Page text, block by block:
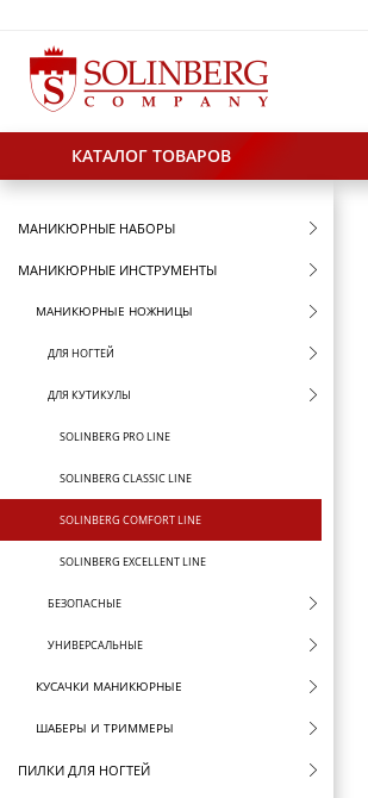
КАТАЛОГ ТОВАРОВ
МАНИКЮРНЫЕ НАБОРЫ
МАНИКЮРНЫЕ ИНСТРУМЕНТЫ
МАНИКЮРНЫЕ НОЖНИЦЫ
ДЛЯ НОГТЕЙ
ДЛЯ КУТИКУЛЫ
SOLINBERG PRO LINE
SOLINBERG CLASSIC LINE
SOLINBERG COMFORT LINE
SOLINBERG EXCELLENT LINE
БЕЗОПАСНЫЕ
УНИВЕРСАЛЬНЫЕ
КУСАЧКИ МАНИКЮРНЫЕ
ШАБЕРЫ И ТРИММЕРЫ
ПИЛКИ ДЛЯ НОГТЕЙ